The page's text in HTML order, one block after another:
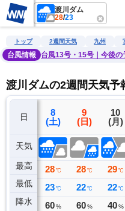
渡川ダム
28/23
雨雲レーダー 台風情報 地
トップ 2週間天気 九州
台風情報
台風13号・15号｜今後の
渡川ダムの2週間天気予
日
天気
最高
最低
降水
7
(金)
26 ℃
24 ℃
233 ミリ
8
(土)
28 ℃
23 ℃
60 %
9
(日)
28 ℃
22 ℃
60 %
10
(月)
29 ℃
22 ℃
40 %